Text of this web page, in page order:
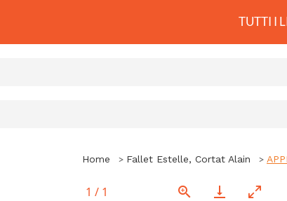
TUTTI I
Home Fallet Estelle, Cortat Alain
1 / 1